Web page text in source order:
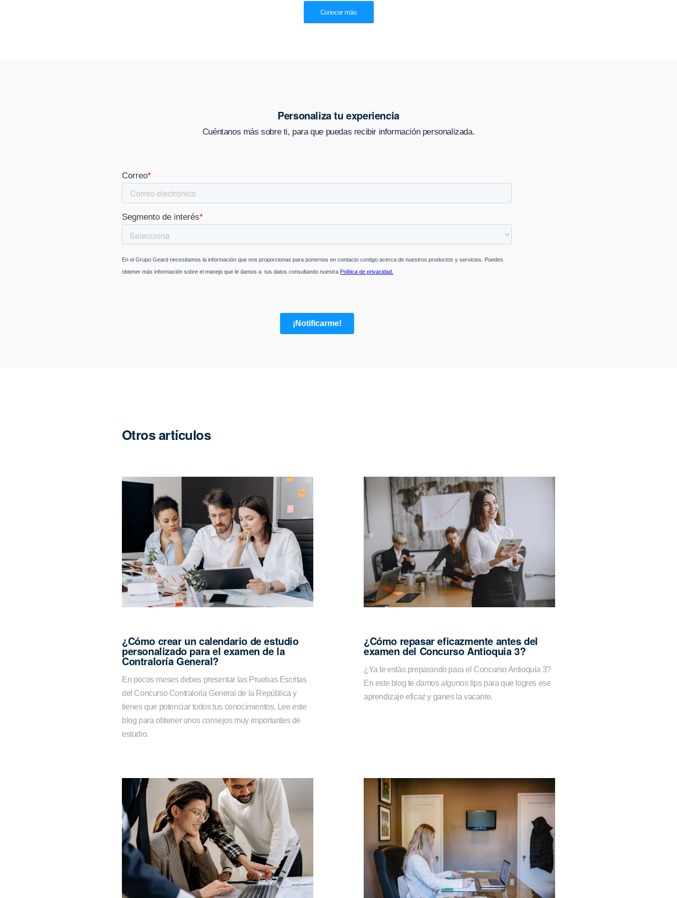
Conocer más
Personaliza tu experiencia
Cuéntanos más sobre ti, para que puedas recibir información personalizada.
Otros artículos
¿Cómo crear un calendario de estudio
personalizado para el examen de la
Contraloría General?
En pocos meses debes presentar las Pruebas Escritas
del Concurso Contraloría General de la República y
tienes que potenciar todos tus conocimientos. Lee este
blog para obtener unos consejos muy importantes de
estudio.
¿Cómo repasar eficazmente antes del
examen del Concurso Antioquia 3?
¿Ya te estás preparando para el Concurso Antioquia 3?
En este blog te damos algunos tips para que logres ese
aprendizaje eficaz y ganes la vacante.